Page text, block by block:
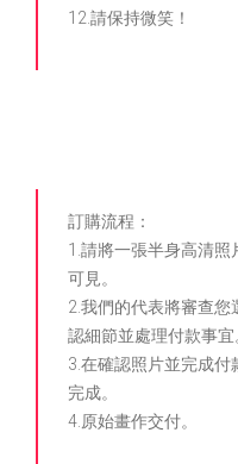
12.請保持微笑！
訂購流程：
1.請將一張半身高清
可見。
2.我們的代表將審查
認細節並處理付款事宜
3.在確認照片並完成
完成。
4.原始畫作交付。